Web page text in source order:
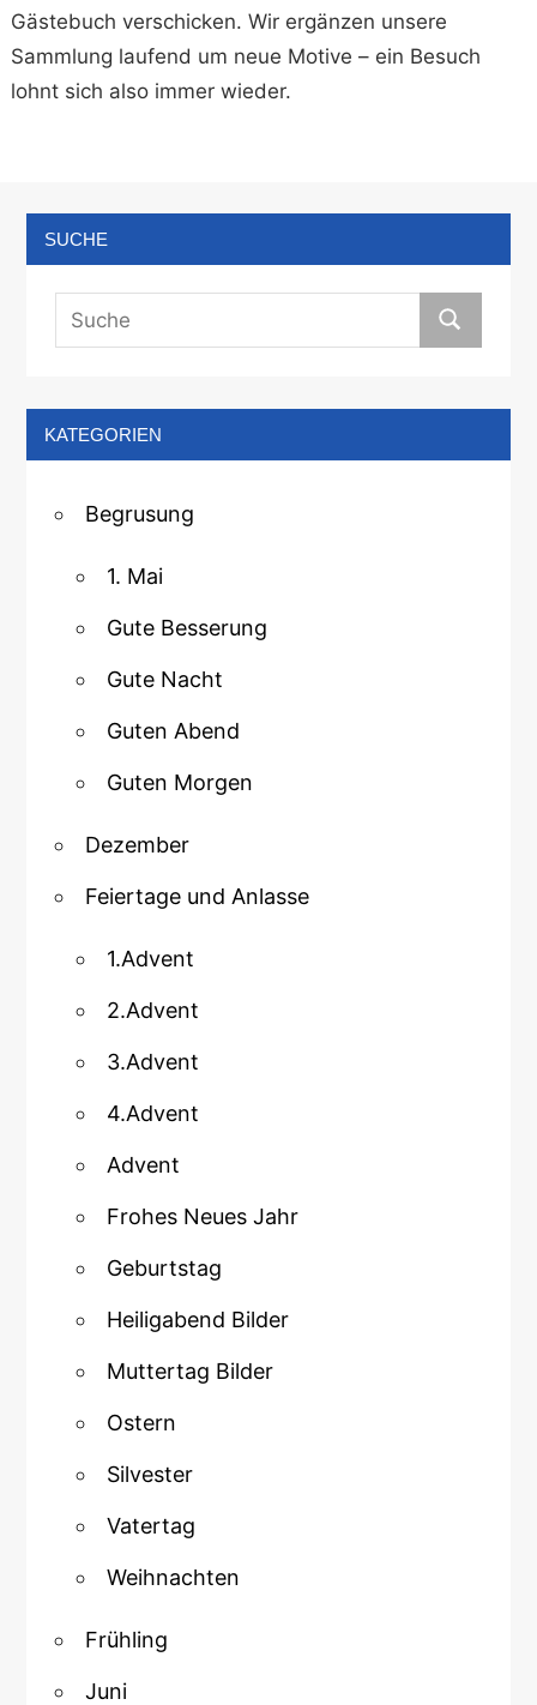
Gästebuch verschicken. Wir ergänzen unsere
Sammlung laufend um neue Motive – ein Besuch
lohnt sich also immer wieder.
SUCHE
KATEGORIEN
Begrusung
1. Mai
Gute Besserung
Gute Nacht
Guten Abend
Guten Morgen
Dezember
Feiertage und Anlasse
1.Advent
2.Advent
3.Advent
4.Advent
Advent
Frohes Neues Jahr
Geburtstag
Heiligabend Bilder
Muttertag Bilder
Ostern
Silvester
Vatertag
Weihnachten
Frühling
Juni